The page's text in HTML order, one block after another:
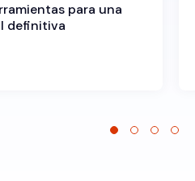
para una
definitiva